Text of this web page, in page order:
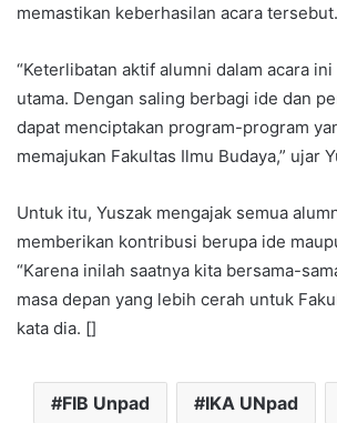
memastikan keberhasilan acara tersebut.
“Keterlibatan aktif alumni dalam acara
utama. Dengan saling berbagi ide dan
dapat menciptakan program-program
memajukan Fakultas Ilmu Budaya,” ujar
Untuk itu, Yuszak mengajak semua
memberikan kontribusi berupa ide
“Karena inilah saatnya kita bersama-
masa depan yang lebih cerah untuk
kata dia. []
FIB Unpad IKA UNpad